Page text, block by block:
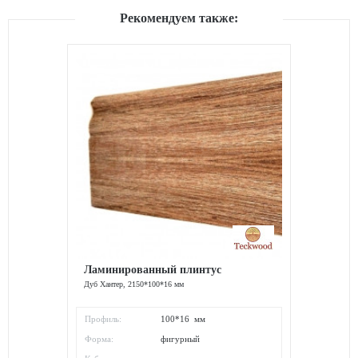
Рекомендуем также:
Ламинированный плинтус
Дуб Хантер, 2150*100*16 мм
Профиль: 100*16 мм
Форма: фигурный